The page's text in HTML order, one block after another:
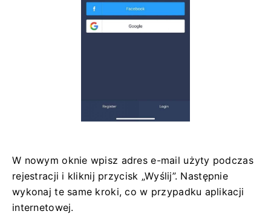
W nowym oknie wpisz adres e-mail użyty podczas
rejestracji i kliknij przycisk „Wyślij”. Następnie
wykonaj te same kroki, co w przypadku aplikacji
internetowej.